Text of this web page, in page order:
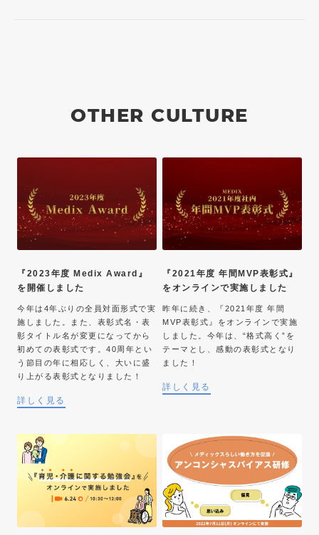
OTHER CULTURE
『2023年度 Medix Award』
を開催しました
今年は4年ぶりの全員対面形式で実
施しました。また、表彰式名・表
彰タイトル名が変更になってから
初めての表彰式です。40周年とい
う節目の年に相応しく、大いに盛
り上がる表彰式となりました！
詳しく見る
『2021年度 年間MVP表彰式』
をオンラインで実施しました
昨年に続き、『2021年度 年間
MVP表彰式』をオンラインで実施
しました。今年は、“格式高く”を
テーマとし、感動の表彰式となり
ました！
詳しく見る